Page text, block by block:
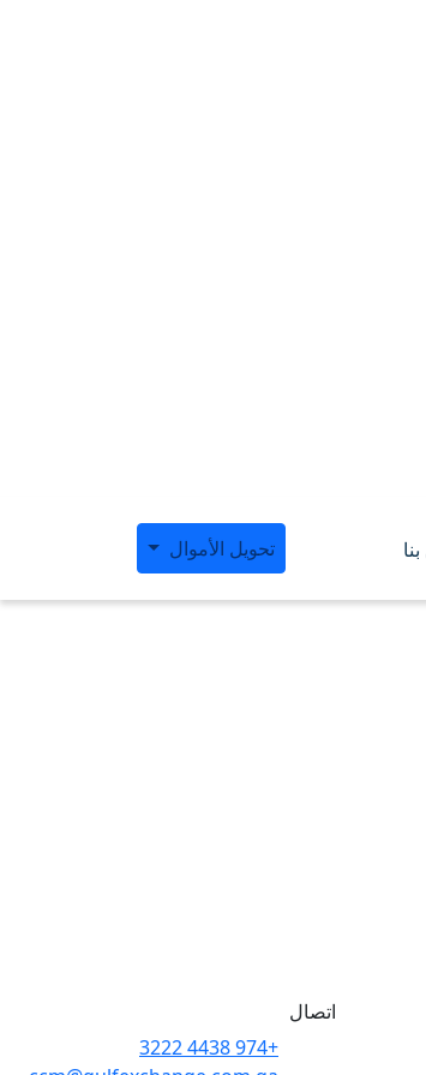
تحويل الأموال
اتصال
+974 4438 3222